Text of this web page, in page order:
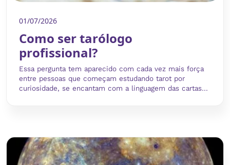
01/07/2026
Como ser tarólogo
profissional?
Essa pergunta tem aparecido com cada vez mais força
entre pessoas que começam estudando tarot por
curiosidade, se encantam com a linguagem das cartas...